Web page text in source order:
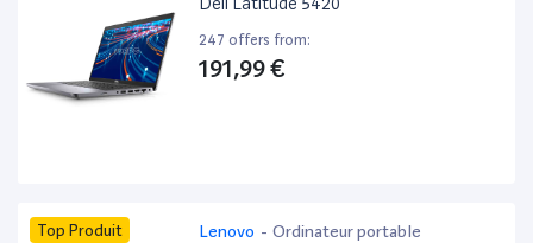
247 offers from:
191,99 €
Top Produit Lenovo - Ordinateur portable